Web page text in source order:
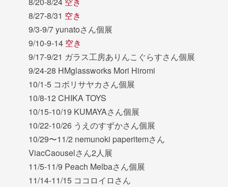
8/27-8/31 空き
9/3-9/7 yunatoさん個展
9/10-9-14 空き
9/17-9/21 ガラス工房ありんこぐらすさん個展
9/24-28 HMglassworks Mori Hiromi
10/1-5 コボリサヤカさん個展
10/8-12 CHIKA TOYS
10/15-10/19 KUMAYAさん個展
10/22-10/26 うえのすずかさん個展
10/29〜11/2 nemunoki paperitemさん
ViacCaouselさん2人展
11/5-11/9 Peach Melbaさん個展
11/14-11/15 ココロイロさん